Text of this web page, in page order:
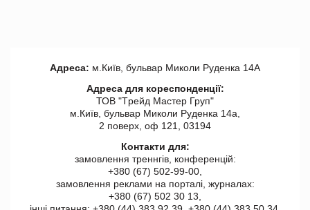
Адреса: м.Київ, бульвар Миколи Руденка 14А
Адреса для кореспонденції:
ТОВ "Tрейд Мастер Груп"
м.Київ, бульвар Миколи Руденка 14а,
2 поверх, оф 121, 03194
Контакти для:
замовлення треннгів, конференцій:
+380 (67) 502-99-00,
замовлення реклами на порталі, журналах:
+380 (67) 502 30 13,